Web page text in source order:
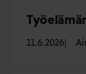
11.6.2026